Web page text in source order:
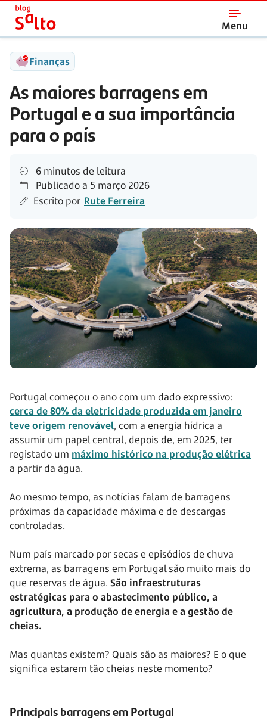
Menu
Salto
Finanças
As maiores barragens em
Portugal e a sua importância
para o país
6 minutos de leitura
Publicado a 5 março 2026
Escrito por Rute Ferreira
Portugal começou o ano com um dado expressivo:
cerca de 80% da eletricidade produzida em janeiro
teve origem renovável, com a energia hídrica a
assumir um papel central, depois de, em 2025, ter
registado um máximo histórico na produção elétrica
a partir da água.
Ao mesmo tempo, as notícias falam de barragens
próximas da capacidade máxima e de descargas
controladas.
Num país marcado por secas e episódios de chuva
extrema, as barragens em Portugal são muito mais do
que reservas de água. São infraestruturas
estratégicas para o abastecimento público, a
agricultura, a produção de energia e a gestão de
cheias.
Mas quantas existem? Quais são as maiores? E o que
significa estarem tão cheias neste momento?
Principais barragens em Portugal